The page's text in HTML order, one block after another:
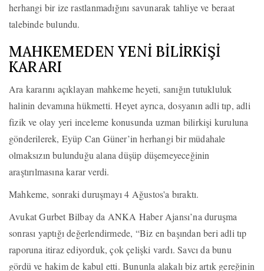
herhangi bir ize rastlanmadığını savunarak tahliye ve beraat
talebinde bulundu.
MAHKEMEDEN YENİ BİLİRKİŞİ
KARARI
Ara kararını açıklayan mahkeme heyeti, sanığın tutukluluk
halinin devamına hükmetti. Heyet ayrıca, dosyanın adli tıp, adli
fizik ve olay yeri inceleme konusunda uzman bilirkişi kuruluna
gönderilerek, Eyüp Can Güner’in herhangi bir müdahale
olmaksızın bulunduğu alana düşüp düşemeyeceğinin
araştırılmasına karar verdi.
Mahkeme, sonraki duruşmayı 4 Ağustos'a bıraktı.
Avukat Gurbet Bilbay da ANKA Haber Ajansı’na duruşma
sonrası yaptığı değerlendirmede, “Biz en başından beri adli tıp
raporuna itiraz ediyorduk, çok çelişki vardı. Savcı da bunu
gördü ve hakim de kabul etti. Bununla alakalı biz artık gereğinin